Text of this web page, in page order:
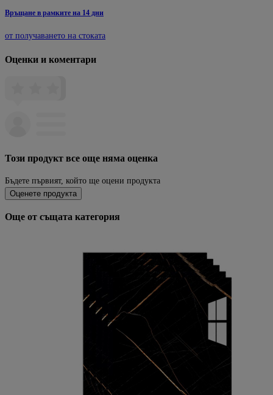
Връщане в рамките на 14 дни
от получаването на стоката
Оценки и коментари
Този продукт все още няма оценка
Бъдете първият, който ще оцени продукта
Оценете продукта
Още от същата категория